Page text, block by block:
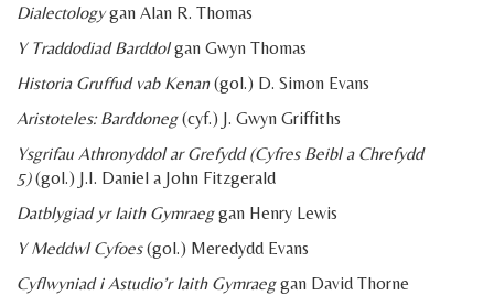
Dialectologygan Alan R. Thomas
Y Traddodiad Barddolgan Gwyn Thomas
Historia Gruffud vab Kenan(gol.) D. Simon Evans
Aristoteles: Barddoneg(cyf.) J. Gwyn Griffiths
Ysgrifau Athronyddol ar Grefydd (Cyfres Beibl a Chrefydd
5)(gol.) J.I. Daniel a John Fitzgerald
Datblygiad yr Iaith Gymraeggan Henry Lewis
Y Meddwl Cyfoes(gol.) Meredydd Evans
Cyflwyniad i Astudio’r Iaith Gymraeggan David Thorne